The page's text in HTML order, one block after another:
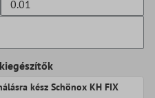
kész Schönox KH FIX